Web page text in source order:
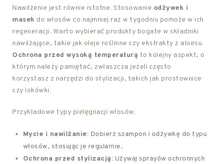
Nawilżenie jest równie istotne. Stosowanie odżywek i
masek do włosów co najmniej raz w tygodniu pomoże w ich
regeneracji. Warto wybierać produkty bogate w składniki
nawilżające, takie jak oleje roślinne czy ekstrakty z aloesu.
Ochrona przed wysoką temperaturą to kolejny aspekt, o
którym należy pamiętać, zwłaszcza jeżeli często
korzystasz z narzędzi do stylizacji, takich jak prostownice
czy lokówki.
Przykładowe typy pielęgnacji włosów:
Mycie i nawilżanie: Dobierz szampon i odżywkę do typu
włosów, stosując je regularnie.
Ochrona przed stylizacją: Używaj sprayów ochronnych